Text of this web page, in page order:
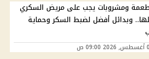
أطعمة ومشروبات يجب على مريض السكري
وبدائل أفضل لضبط السكر وحماية